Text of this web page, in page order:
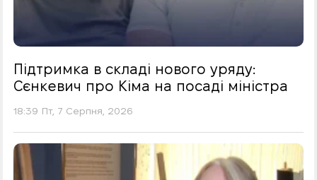
Підтримка в складі нового уряду:
Сєнкевич про Кіма на посаді міністра
18:39 Пт, 7 Серпня, 2026